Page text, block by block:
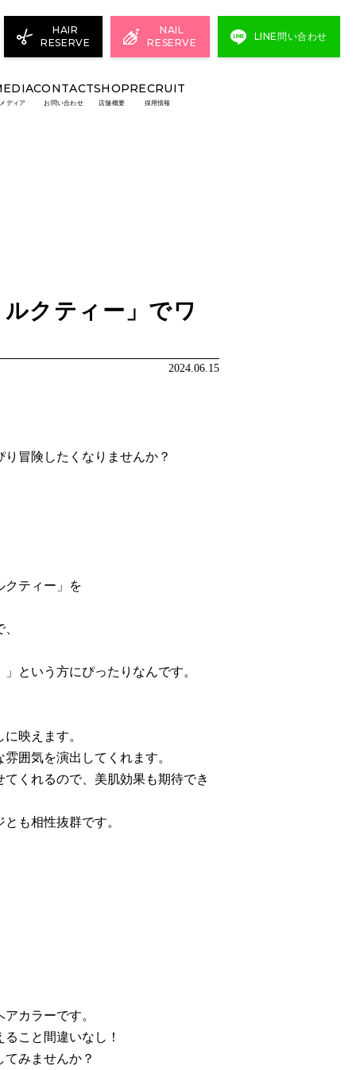
HAIR
RESERVE
NAIL
RESERVE
LINE問い合わせ
メディア
CONTACT
お問い合わせ
SHOP
店舗概要
RECRUIT
採用情報
クティー」でワ
2024.06.15
冒険したくなりませんか？
クティー」を
という方にぴったりなんです。
映えます。
囲気を演出してくれます。
くれるので、美肌効果も期待でき
も相性抜群です。
カラーです。
こと間違いなし！
みませんか？